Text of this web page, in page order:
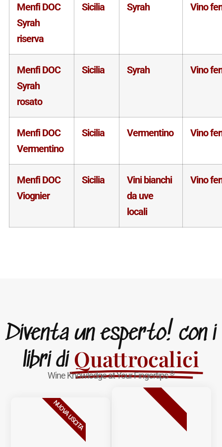
Menfi DOC
Syrah
riserva
Sicilia Syrah Vino
Menfi DOC
Syrah
rosato
Sicilia Syrah Vino
Menfi DOC
Vermentino
Sicilia Vermentino Vino
Menfi DOC
Viognier
Sicilia
Vini bianchi
da uve
locali
Vino
Diventa un esperto! con i
libri di Quattrocalici
Wine Knowledge at Your Fingertips®
NUOVA USCITA BESTSELLER